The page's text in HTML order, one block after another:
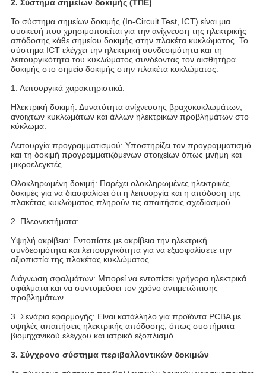
2. Σύστημα σημείων δοκιμής (ΤΠΕ)
Το σύστημα σημείων δοκιμής (In-Circuit Test, ICT) είναι μια
συσκευή που χρησιμοποιείται για την ανίχνευση της ηλεκτρικής
απόδοσης κάθε σημείου δοκιμής στην πλακέτα κυκλώματος. Το
σύστημα ICT ελέγχει την ηλεκτρική συνδεσιμότητα και τη
λειτουργικότητα του κυκλώματος συνδέοντας τον αισθητήρα
δοκιμής στο σημείο δοκιμής στην πλακέτα κυκλώματος.
1. Λειτουργικά χαρακτηριστικά:
Ηλεκτρική δοκιμή: Δυνατότητα ανίχνευσης βραχυκυκλωμάτων,
ανοιχτών κυκλωμάτων και άλλων ηλεκτρικών προβλημάτων στο
κύκλωμα.
Λειτουργία προγραμματισμού: Υποστηρίζει τον προγραμματισμό
και τη δοκιμή προγραμματιζόμενων στοιχείων όπως μνήμη και
μικροελεγκτές.
Ολοκληρωμένη δοκιμή: Παρέχει ολοκληρωμένες ηλεκτρικές
δοκιμές για να διασφαλίσει ότι η λειτουργία και η απόδοση της
πλακέτας κυκλώματος πληρούν τις απαιτήσεις σχεδιασμού.
2. Πλεονεκτήματα:
Υψηλή ακρίβεια: Εντοπίστε με ακρίβεια την ηλεκτρική
συνδεσιμότητα και λειτουργικότητα για να εξασφαλίσετε την
αξιοπιστία της πλακέτας κυκλώματος.
Διάγνωση σφαλμάτων: Μπορεί να εντοπίσει γρήγορα ηλεκτρικά
σφάλματα και να συντομεύσει τον χρόνο αντιμετώπισης
προβλημάτων.
3. Σενάρια εφαρμογής: Είναι κατάλληλο για προϊόντα PCBA με
υψηλές απαιτήσεις ηλεκτρικής απόδοσης, όπως συστήματα
βιομηχανικού ελέγχου και ιατρικό εξοπλισμό.
3. Σύγχρονο σύστημα περιβαλλοντικών δοκιμών